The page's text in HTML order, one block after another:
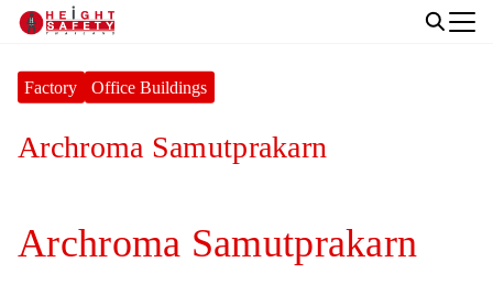
Skip
content
for:
Factory Office Buildings
Archroma Samutprakarn
Archroma Samutprakarn